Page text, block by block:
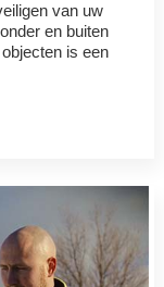
van uw
en buiten
is een